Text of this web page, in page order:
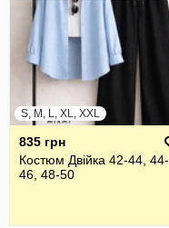
S, M, L, XL, XXL
835 грн
Костюм Двійка 42-44, 44-
46, 48-50